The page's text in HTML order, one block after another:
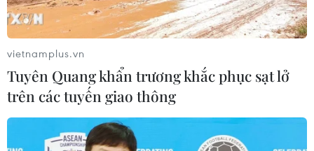
bán ra); Công ty Vàng bạc đá quý Sài Gòn niêm yết giá
vàng SJC ở mức 82-84,02 triệu đồng/lượng.
vietnamplus.vn
Tuyên Quang khẩn trương khắc phục sạt lở
trên các tuyến giao thông